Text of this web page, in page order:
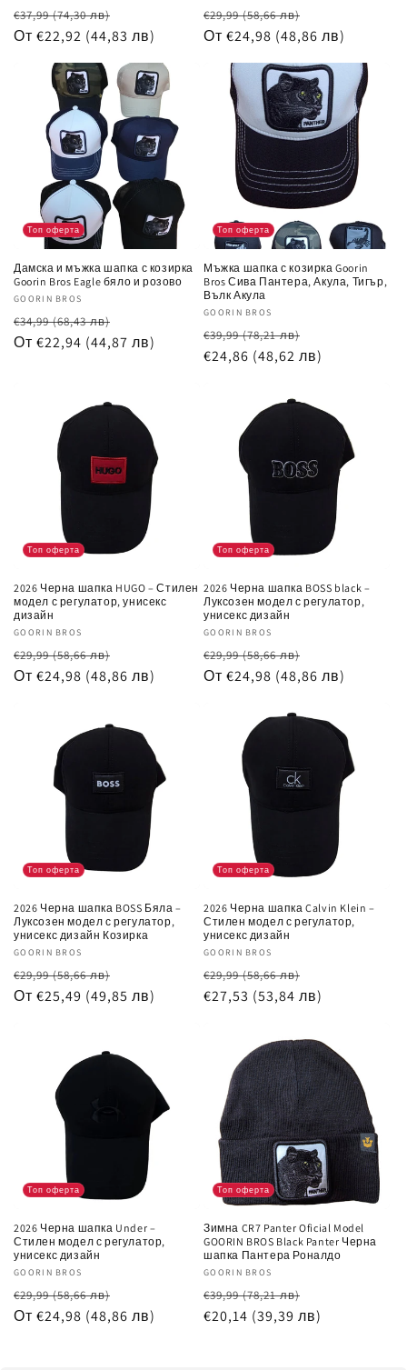
Обичайна
цена
€37,99(74,30 лв)
при
От €22,92 (44,83 лв)
Обичайна
цена
€29,99(58,66 лв)
при
От €24,98 (48,86 лв)
Топ оферта
Дамска и мъжка шапка с козирка
Goorin Bros Eagle бяло и розово
Доставчик:
GOORIN BROS
Обичайна
цена
€34,99(68,43 лв)
при
разпродажба
От €22,94 (44,87 лв)
Топ оферта
Мъжка шапка с козирка Goorin
Bros Сива Пантера, Акула, Тигър,
Вълк Акула
Доставчик:
GOORIN BROS
Обичайна
цена
€39,99(78,21 лв)
при
€24,86 (48,62 лв)
Топ оферта
2026 Черна шапка HUGO – Стилен
модел с регулатор, унисекс
дизайн
Доставчик:
GOORIN BROS
Обичайна
цена
€29,99(58,66 лв)
при
От €24,98 (48,86 лв)
Топ оферта
2026 Черна шапка BOSS black –
Луксозен модел с регулатор,
унисекс дизайн
Доставчик:
GOORIN BROS
Обичайна
цена
€29,99(58,66 лв)
при
От €24,98 (48,86 лв)
Топ оферта
2026 Черна шапка BOSS Бяла –
Луксозен модел с регулатор,
унисекс дизайн Козирка
Доставчик:
GOORIN BROS
Обичайна
цена
€29,99(58,66 лв)
при
От €25,49 (49,85 лв)
Топ оферта
2026 Черна шапка Calvin Klein –
Стилен модел с регулатор,
унисекс дизайн
Доставчик:
GOORIN BROS
Обичайна
цена
€29,99(58,66 лв)
при
€27,53 (53,84 лв)
Топ оферта
2026 Черна шапка Under –
Стилен модел с регулатор,
унисекс дизайн
Доставчик:
GOORIN BROS
Обичайна
цена
€29,99(58,66 лв)
при
От €24,98 (48,86 лв)
Топ оферта
Зимна CR7 Panter Oficial Model
GOORIN BROS Black Panter Черна
шапка Пантера Роналдо
Доставчик:
GOORIN BROS
Обичайна
цена
€39,99(78,21 лв)
при
€20,14 (39,39 лв)